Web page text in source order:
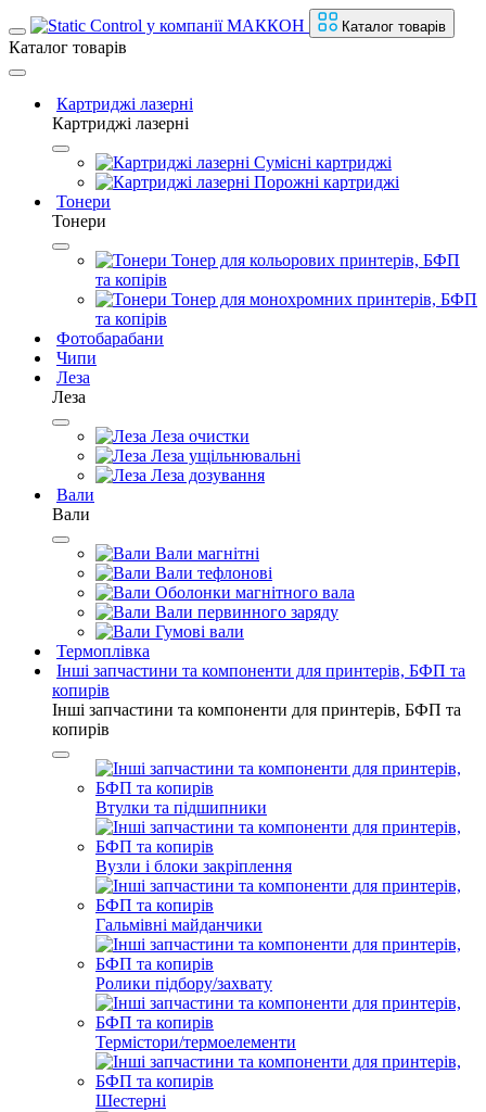
Каталог товарів
Каталог товарів
Картриджі лазерні
Картриджі лазерні
Сумісні картриджі
Порожні картриджі
Тонери
Тонери
Тонер для кольорових принтерів, БФП
та копірів
Тонер для монохромних принтерів, БФП
та копірів
Фотобарабани
Чипи
Леза
Леза
Леза очистки
Леза ущільнювальні
Леза дозування
Вали
Вали
Вали магнітні
Вали тефлонові
Оболонки магнітного вала
Вали первинного заряду
Гумові вали
Термоплівка
Інші запчастини та компоненти для принтерів, БФП та
копирів
Інші запчастини та компоненти для принтерів, БФП та
копирів
Втулки та підшипники
Вузли і блоки закріплення
Гальмівні майданчики
Ролики підбору/захвату
Термістори/термоелементи
Шестерні